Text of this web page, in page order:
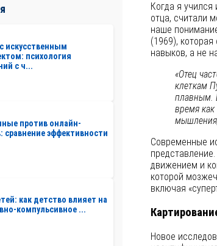
искусственным
психология
с ч...
против онлайн-
сравнение эффективности
как детство влияет на
компульсивное ...
Когда я учился
отца, считали
наше
(1969),
навыков, а не
«Отец
клеткам
плавным.
время
Современные
движением и
которой
включая
Новое